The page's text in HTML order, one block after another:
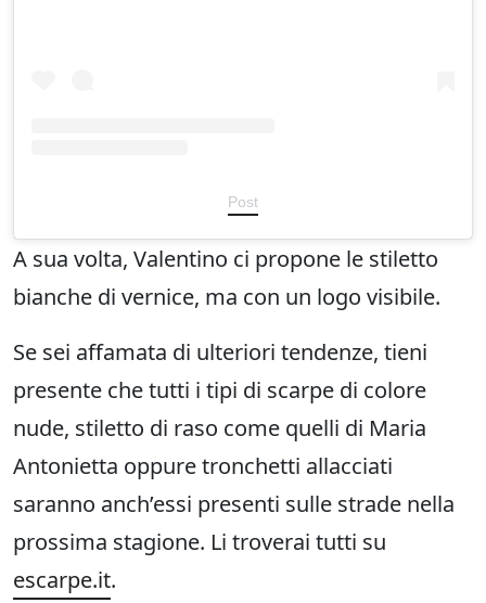
Post
A sua volta, Valentino ci propone le stiletto
bianche di vernice, ma con un logo visibile.
Se sei affamata di ulteriori tendenze, tieni
presente che tutti i tipi di scarpe di colore
nude, stiletto di raso come quelli di Maria
Antonietta oppure tronchetti allacciati
saranno anch’essi presenti sulle strade nella
prossima stagione. Li troverai tutti su
escarpe.it.